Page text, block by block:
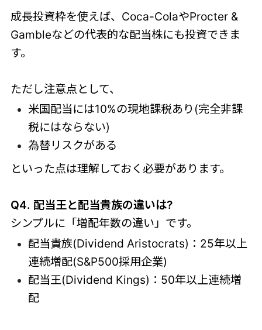
成長投資枠を使えば、Coca-ColaやProcter &
Gambleなどの代表的な配当株にも投資できま
す。
ただし注意点として、
米国配当には10%の現地課税あり(完全非課
税にはならない)
為替リスクがある
といった点は理解しておく必要があります。
Q4. 配当王と配当貴族の違いは?
シンプルに「増配年数の違い」です。
配当貴族(Dividend Aristocrats)：25年以上
連続増配(S&P500採用企業)
配当王(Dividend Kings)：50年以上連続増
配